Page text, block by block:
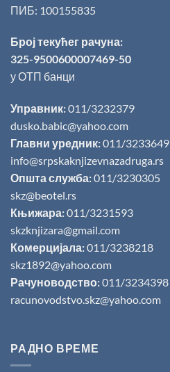
ПИБ: 100155835
Број текућег рачуна:
325-9500600007469-50
у ОТП банци
Управник:011/3232379
dusko.babic@yahoo.com
Главни уредник:011/3233649
info@srpskaknjizevnazadruga.rs
Општа служба:011/3230305
skz@beotel.rs
Књижара:011/3231593
skzknjizara@gmail.com
Комерцијала:011/3238218
skz1892@yahoo.com
Рачуноводство:011/3234398
racunovodstvo.skz@yahoo.com
РАДНО ВРЕМЕ